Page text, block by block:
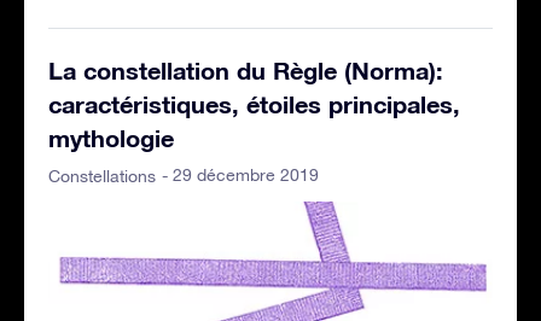
La constellation du Règle (Norma):
caractéristiques, étoiles principales,
mythologie
Constellations - 29 décembre 2019